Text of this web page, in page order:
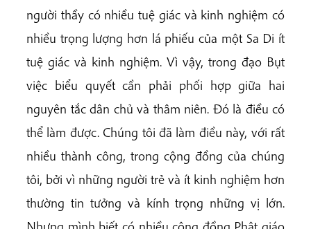
người thầy có nhiều tuệ giác và kinh nghiệm có
nhiều trọng lượng hơn lá phiếu của một Sa Di ít
tuệ giác và kinh nghiệm. Vì vậy, trong đạo Bụt
việc biểu quyết cần phải phối hợp giữa hai
nguyên tắc dân chủ và thâm niên. Đó là điều có
thể làm được. Chúng tôi đã làm điều này, với rất
nhiều thành công, trong cộng đồng của chúng
tôi, bởi vì những người trẻ và ít kinh nghiệm hơn
thường tin tưởng và kính trọng những vị lớn.